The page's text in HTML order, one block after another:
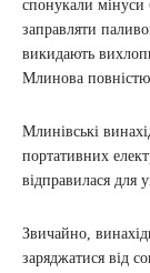
спонукали мінуси
заправляти
викидають
Млинова повністю
Млинівські
портативних
відправилася для
Звичайно,
заряджатися від